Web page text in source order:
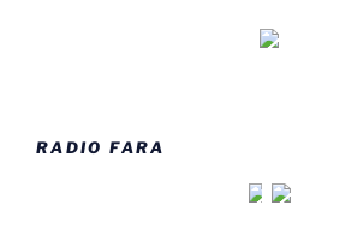
RADIO FARA